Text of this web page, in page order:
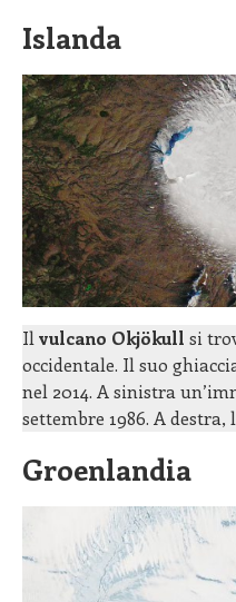
Islanda
Il vulcano Okjökull si
occidentale. Il suo
nel 2014. A sinistra
settembre 1986. A
Groenlandia